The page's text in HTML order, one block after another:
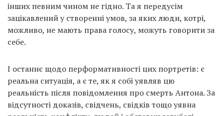
інших певним чином не гідно. Та я передусім
зацікавлений у створенні умов, за яких люди, котрі,
можливо, не мають права голосу, можуть говорити за
себе.
І останнє щодо перформативності цих портретів: є
реальна ситуація, а є те, як я собі уявляв цю
реальність після повідомлення про смерть Антона. За
відсутності доказів, свідчень, свідків тощо уявна